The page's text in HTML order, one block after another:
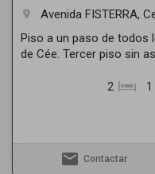
room
Avenida FISTERRA,
Piso a un paso de todos
de Cée. Tercer piso sin
2 1
email Contactar